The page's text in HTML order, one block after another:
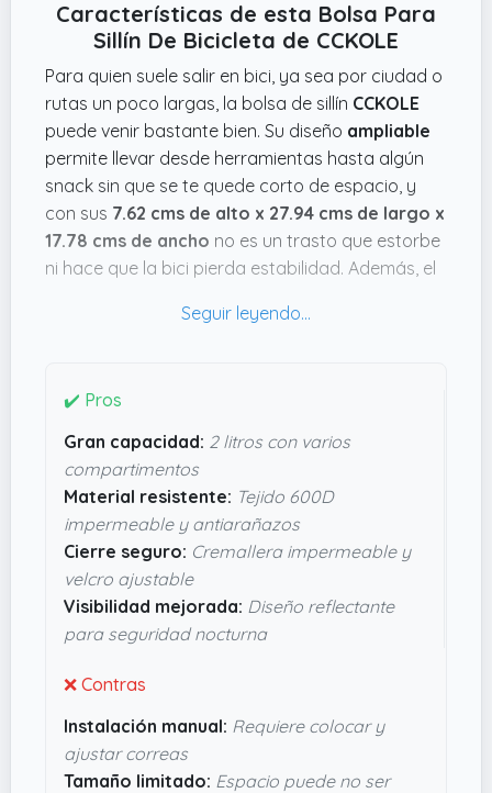
Características de esta Bolsa Para
Sillín De Bicicleta de CCKOLE
Para quien suele salir en bici, ya sea por ciudad o
rutas un poco largas, la bolsa de sillín CCKOLE
puede venir bastante bien. Su diseño ampliable
permite llevar desde herramientas hasta algún
snack sin que se te quede corto de espacio, y
con sus 7.62 cms de alto x 27.94 cms de largo x
17.78 cms de ancho no es un trasto que estorbe
ni hace que la bici pierda estabilidad. Además, el
no hay que andar pendiente del tiempo o de
Otra cosa que me parece práctica es su sistema
que hace que puedas acceder rápido a lo que
lleves dentro sin complicarte la vida. La parte
reflectante es un plus que se agradece si sueles
pedalear al anochecer o en lugares con poca luz.
No parece un capricho, sino algo cuidado y
funcional que cumple con lo que promete.
✔️ Pros
Gran capacidad: 2 litros con varios
compartimentos
Material resistente: Tejido 600D
impermeable y antiarañazos
Cierre seguro: Cremallera impermeable y
velcro ajustable
Visibilidad mejorada: Diseño reflectante
para seguridad nocturna
❌ Contras
Instalación manual: Requiere colocar y
ajustar correas
Tamaño limitado: Espacio puede no ser